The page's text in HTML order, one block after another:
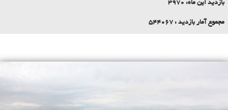
مجموع آمار بازدید : 544067